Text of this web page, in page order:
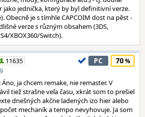
jako jednička, který by byl definitivní verze.
Obecně je s tímhle CAPCOIM dost na pěst -
verze s různým obsahem (3DS,
XBOX360/Switch).
11635
PC 70
: Áno, ja chcem remake, nie remaster. V
tiež strašne veľa času, xkrát som to prešiel
dnešných akčne ladených izo hier alebo
mechaník a tempo nevyhovuje. Ja som